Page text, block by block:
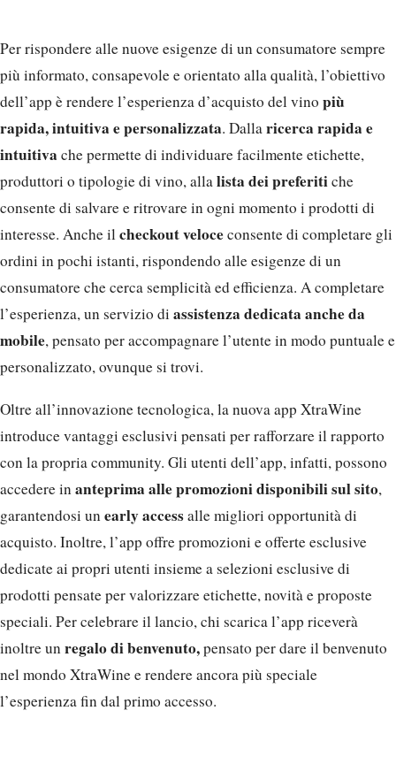
Per rispondere alle nuove esigenze di un consumatore sempre
più informato, consapevole e orientato alla qualità, l’obiettivo
dell’app è rendere l’esperienza d’acquisto del vino più
rapida, intuitiva e personalizzata. Dallaricerca rapida e
intuitiva che permette di individuare facilmente etichette,
produttori o tipologie di vino, allalista dei preferitiche
consente di salvare e ritrovare in ogni momento i prodotti di
interesse. Anche ilcheckout veloceconsente di completare gli
ordini in pochi istanti, rispondendo alle esigenze di un
consumatore che cerca semplicità ed efficienza. A completare
l’esperienza, un servizio di assistenza dedicata anche da
mobile, pensato per accompagnare l’utente in modo puntuale e
personalizzato, ovunque si trovi.
Oltre all’innovazione tecnologica, la nuova app XtraWine
introduce vantaggi esclusivi pensati per rafforzare il rapporto
con la propria community. Gli utenti dell’app, infatti, possono
accedere inanteprima alle promozioni disponibili sul sito,
garantendosi unearly accessalle migliori opportunità di
acquisto. Inoltre, l’app offre promozioni e offerte esclusive
dedicate ai propri utenti insieme a selezioni esclusive di
prodotti pensate per valorizzare etichette, novità e proposte
speciali. Per celebrare il lancio, chi scarica l’app riceverà
inoltre unregalo di benvenuto,pensato per dare il benvenuto
nel mondo XtraWine e rendere ancora più speciale
l’esperienza fin dal primo accesso.